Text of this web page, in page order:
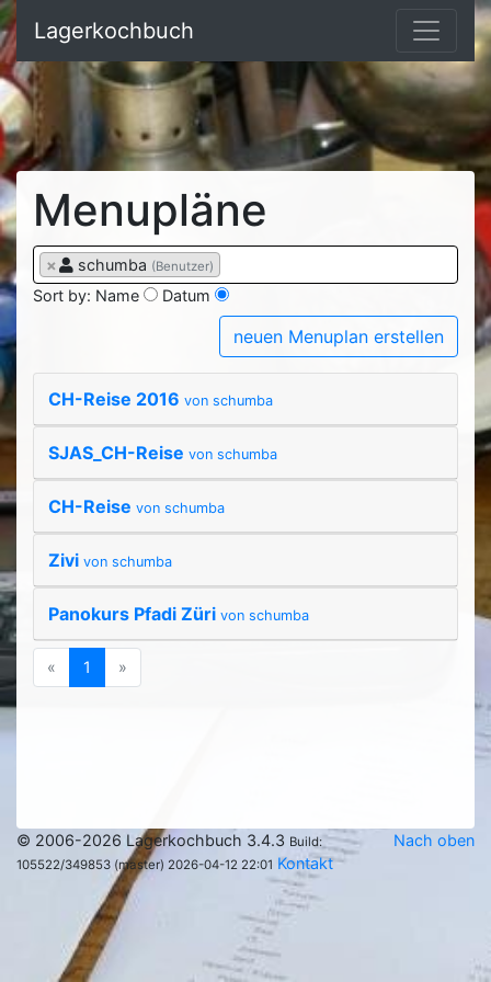
Lagerkochbuch
Menupläne
× schumba (Benutzer)
Sort by: Name Datum
neuen Menuplan erstellen
CH-Reise 2016 von schumba
SJAS_CH-Reise von schumba
CH-Reise von schumba
Zivi von schumba
Panokurs Pfadi Züri von schumba
« Previous
1 (current)
»
Nach oben
© 2006-2026 Lagerkochbuch 3.4.3 Build:
105522/349853 (master) 2026-04-12 22:01 Kontakt